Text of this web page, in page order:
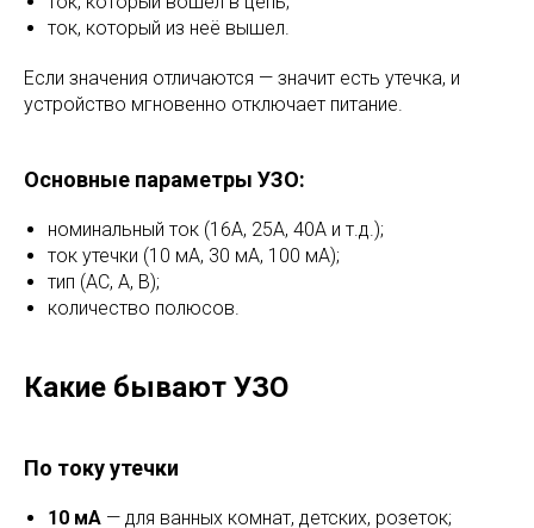
ток, который из неё вышел.
Если значения отличаются — значит есть утечка, и
устройство мгновенно отключает питание.
Основные параметры УЗО:
номинальный ток (16А, 25А, 40А и т.д.);
ток утечки (10 мА, 30 мА, 100 мА);
тип (AC, A, B);
количество полюсов.
Какие бывают УЗО
По току утечки
10 мА — для ванных комнат, детских, розеток;